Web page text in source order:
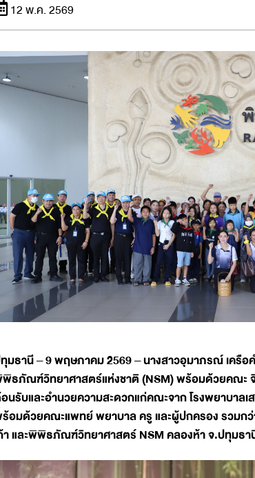
12 พ.ค. 2569
มธานี – 9 พฤษภาคม 2569 – นางสาวอุมาภรณ์ เครือ
ธภัณฑ์วิทยาศาสตร์แห่งชาติ (NSM) พร้อมด้วยคณะ จิ
นรับและอำนวยความสะดวกแก่คณะจาก โรงพยาบาล
อมด้วยคณะแพทย์ พยาบาล ครู และผู้ปกครอง รวมก
า และพิพิธภัณฑ์วิทยาศาสตร์ NSM คลองห้า จ.ปทุมธา